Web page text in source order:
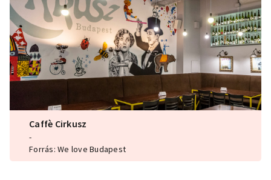
Caffè Cirkusz
-
Forrás: We love Budapest